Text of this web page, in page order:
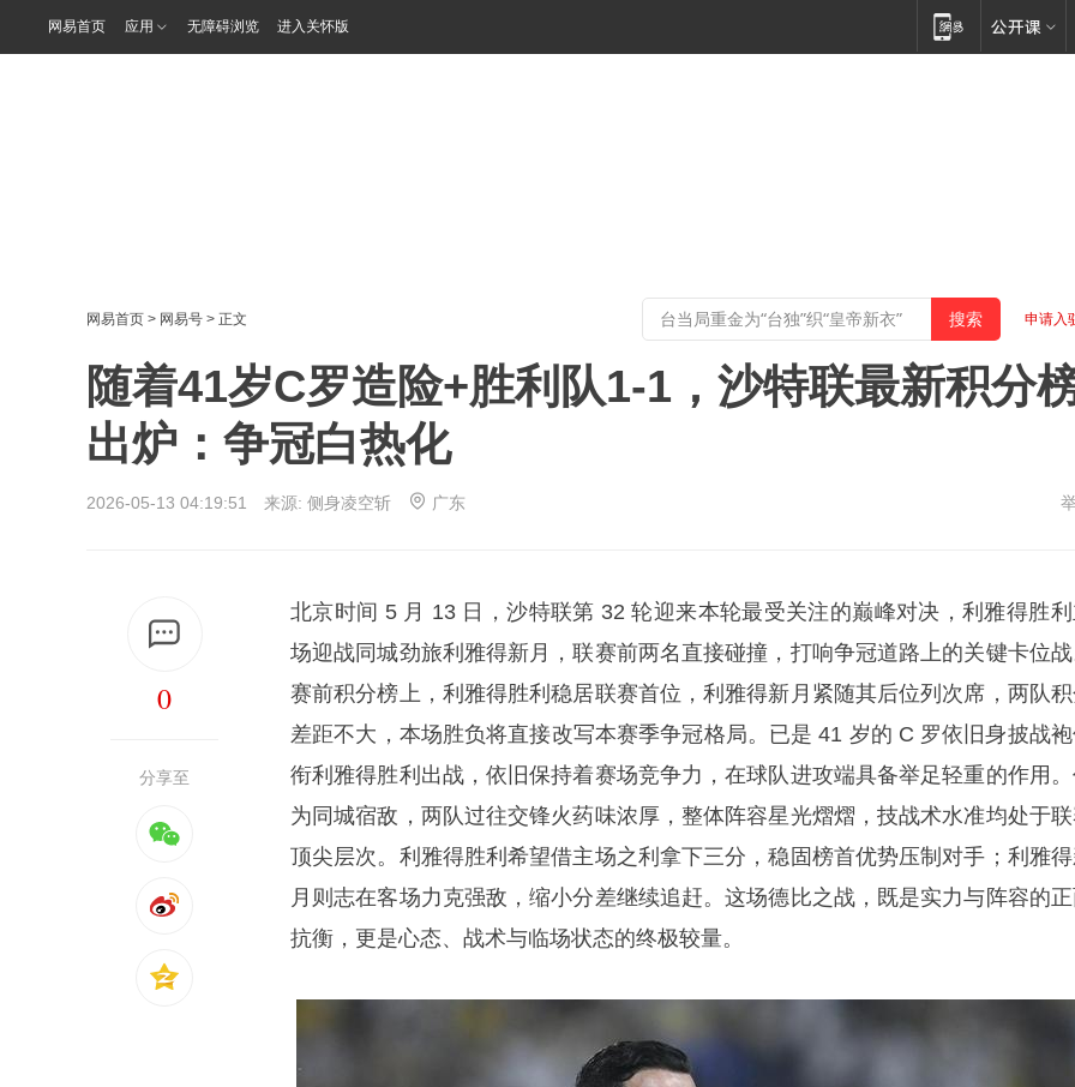
网易首页 应用 无障碍浏览 进入关怀版
网易首页 > 网易号 > 正文 申请入
随着41岁C罗造险+胜利队1-1，沙特联最新积分
出炉：争冠白热化
2026-05-13 04:19:51 来源: 侧身凌空斩 广东
0
分享至
北京时间 5 月 13 日，沙特联第 32 轮迎来本轮最受关注的巅峰对决，利雅得胜
场迎战同城劲旅利雅得新月，联赛前两名直接碰撞，打响争冠道路上的关键卡位
赛前积分榜上，利雅得胜利稳居联赛首位，利雅得新月紧随其后位列次席，两队
差距不大，本场胜负将直接改写本赛季争冠格局。已是 41 岁的 C 罗依旧身披战
衔利雅得胜利出战，依旧保持着赛场竞争力，在球队进攻端具备举足轻重的作用
为同城宿敌，两队过往交锋火药味浓厚，整体阵容星光熠熠，技战术水准均处于
顶尖层次。利雅得胜利希望借主场之利拿下三分，稳固榜首优势压制对手；利雅
月则志在客场力克强敌，缩小分差继续追赶。这场德比之战，既是实力与阵容的
抗衡，更是心态、战术与临场状态的终极较量。